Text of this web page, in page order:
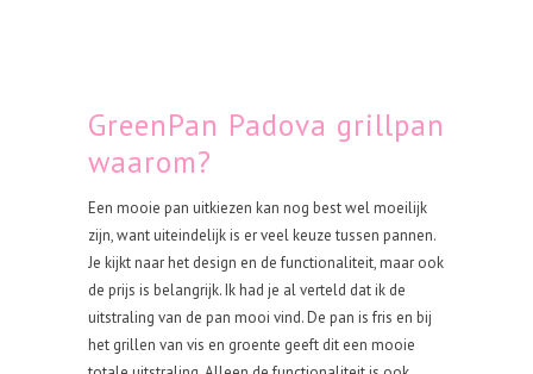
GreenPan Padova grillpan
waarom?
Een mooie pan uitkiezen kan nog best wel moeilijk
zijn, want uiteindelijk is er veel keuze tussen pannen.
Je kijkt naar het design en de functionaliteit, maar ook
de prijs is belangrijk. Ik had je al verteld dat ik de
uitstraling van de pan mooi vind. De pan is fris en bij
het grillen van vis en groente geeft dit een mooie